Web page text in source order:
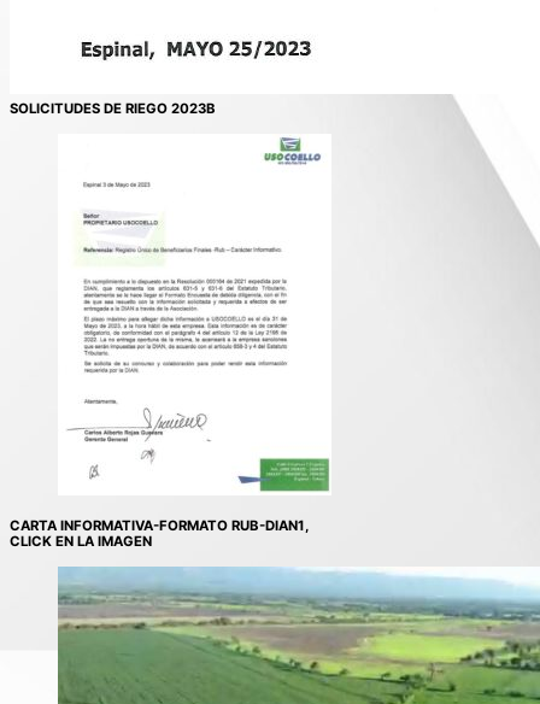
SOLICITUDES DE RIEGO 2023B
CARTA INFORMATIVA-FORMATO RUB-DIAN1,
CLICK EN LA IMAGEN